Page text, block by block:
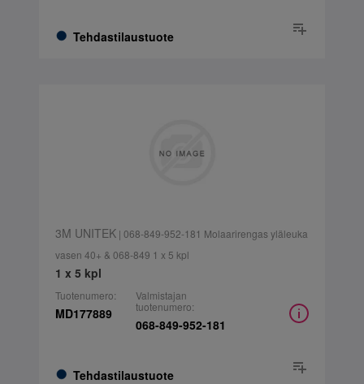
Tehdastilaustuote
3M UNITEK| 068-849-952-181 Molaarirengas yläleuka
vasen 40+ & 068-849 1 x 5 kpl
1 x 5 kpl
Tuotenumero:
MD177889
Tehdastilaustuote
Valmistajan
tuotenumero:
068-849-952-181